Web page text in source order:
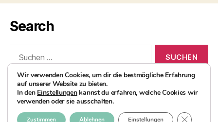
Search
nach:
© 2026AvocadoBanane Foodblog
Wir verwenden Cookies, um dir die bestmögliche Erfahrung
auf unserer Website zu bieten.
In den Einstellungenkannst du erfahren, welche Cookies wir
verwenden oder sie ausschalten.
Zustimmen Ablehnen Einstellungen GDPR